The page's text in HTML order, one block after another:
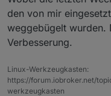
den von mir
weggebügelt wurden.
Verbesserung.
Linux-Werkzeugkasten:
https://forum.iobroker.net/
werkzeugkasten